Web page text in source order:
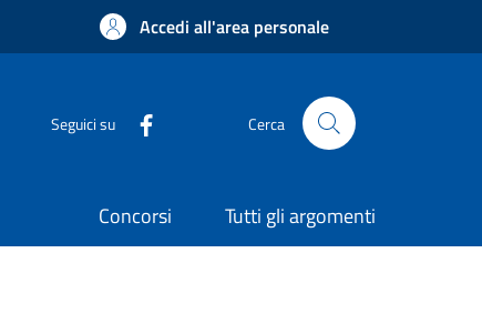
Accedi all'area personale
Seguici su Cerca
Concorsi Tutti gli argomenti